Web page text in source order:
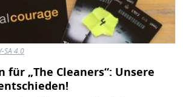
SA 4.0
für „The Cleaners“: Unsere